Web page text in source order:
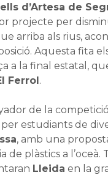
d’Artesa de
projecte per
arriba als rius,
Aquesta fita
a la final estatal,
Ferrol.
de la
estudiants de
, amb una
de plàstics a l’oceà.
Lleida en la